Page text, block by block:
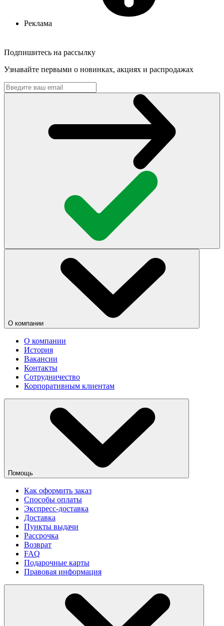
Реклама
Подпишитесь на рассылку
Узнавайте первыми о новинках, акциях и распродажах
О компании
О компании
История
Вакансии
Контакты
Сотрудничество
Корпоративным клиентам
Помощь
Как оформить заказ
Способы оплаты
Экспресс-доставка
Доставка
Пункты выдачи
Рассрочка
Возврат
FAQ
Подарочные карты
Правовая информация